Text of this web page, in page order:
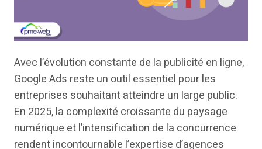
Avec l’évolution constante de la publicité en ligne,
Google Ads reste un outil essentiel pour les
entreprises souhaitant atteindre un large public.
En 2025, la complexité croissante du paysage
numérique et l’intensification de la concurrence
rendent incontournable l’expertise d’agences